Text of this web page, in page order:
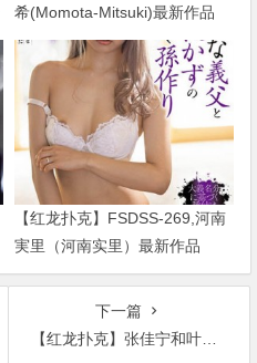
希(Momota-Mitsuki)最新作品
2024/01/02发布！
【红龙扑克】FSDSS-269,河南
実里（河南实里）最新作品
2021-08-26发布！
下一篇
【红龙扑克】张佳宁和叶祖新有什么关系？为何蒋欣为何无辜躺枪